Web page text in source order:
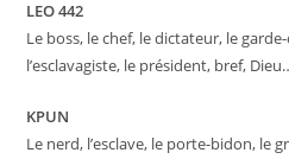
LEO 442
Le boss, le chef, le dictateur, le
l’esclavagiste, le président, bref,
KPUN
Le nerd, l’esclave, le porte-bidon, le